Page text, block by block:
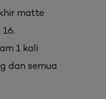
matte
1 kali
dan semua